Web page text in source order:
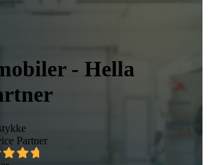
- Hella
Partner